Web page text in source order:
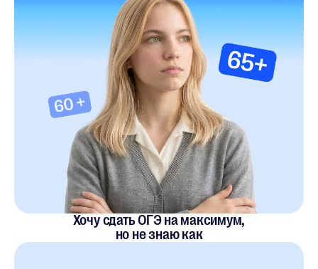
Хочу сдать ОГЭ на максимум,
но не знаю как